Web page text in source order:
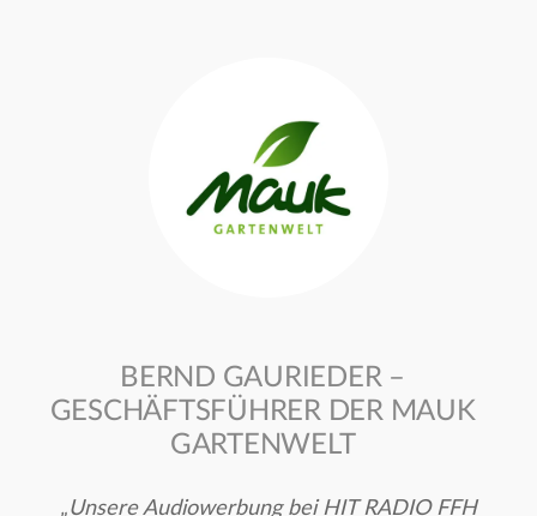
BERND GAURIEDER –
GESCHÄFTSFÜHRER DER MAUK
GARTENWELT
„Unsere Audiowerbung bei HIT RADIO FFH